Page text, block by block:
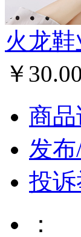
火龙
￥30.00
商
发
投
：